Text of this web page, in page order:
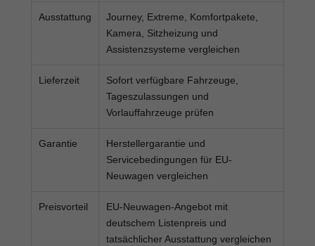
Ausstattung
Journey, Extreme, Komfortpakete,
Kamera, Sitzheizung und
Assistenzsysteme vergleichen
Lieferzeit
Sofort verfügbare Fahrzeuge,
Tageszulassungen und
Vorlauffahrzeuge prüfen
Garantie
Herstellergarantie und
Servicebedingungen für EU-
Neuwagen vergleichen
Preisvorteil
EU-Neuwagen-Angebot mit
deutschem Listenpreis und
tatsächlicher Ausstattung vergleichen